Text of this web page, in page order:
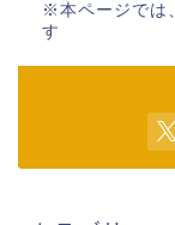
※本ページでは
す